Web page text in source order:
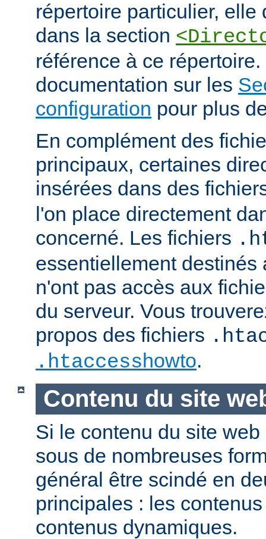
répertoire particulier, elle
dans la section
référence à ce répertoire.
documentation sur les
configuration pour plus
En complément des
principaux, certaines
insérées dans des
l'on place directement
concerné. Les fichiers
essentiellement destinés
n'ont pas accès aux
du serveur. Vous
propos des fichiers
.htaccesshowto.
Contenu du site
Si le contenu du site
sous de nombreuses
général être scindé en
principales : les
contenus dynamiques.